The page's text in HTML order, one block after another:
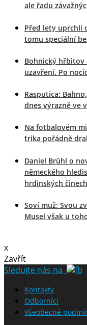
ale řadu
Před lety uprchli
tomu speciální
Bohnický hřbitov
uzavření. Po
Rasputica:
dnes výrazně ve
Na fotbalovém
trika pořádně
Daniel Brühl o
německého
hrdinských činech
Soví muž: Svou
Musel však u
x
Zavřít
Sledujte nás na
Kontakty
Odborníci
Všeobecné